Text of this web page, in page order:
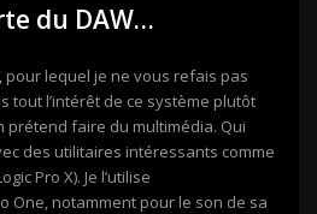
du DAW…
pour lequel je ne vous refais pas
tout l’intérêt de ce système plutôt
prétend faire du multimédia. Qui
des utilitaires intéressants comme
Pro X). Je l’utilise
One, notamment pour le son de sa